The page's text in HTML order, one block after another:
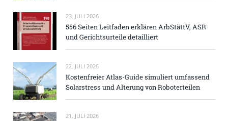
23. JULI 2026
556 Seiten Leitfaden erklären ArbStättV, ASR
und Gerichtsurteile detailliert
22. JULI 2026
Kostenfreier Atlas-Guide simuliert umfassend
Solarstress und Alterung von Roboterteilen
21. JULI 2026